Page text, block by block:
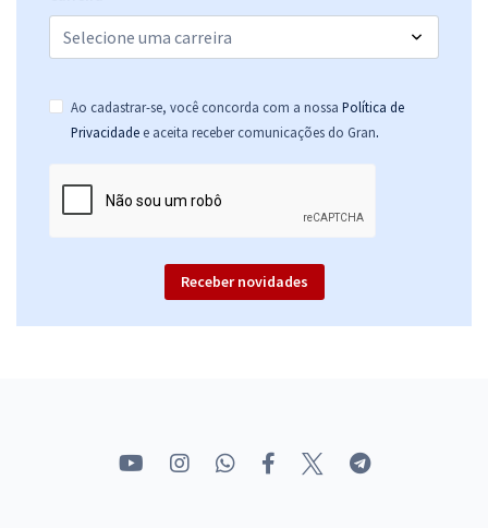
Ao cadastrar-se, você concorda com a nossa Política de
Privacidade e aceita receber comunicações do Gran.
Receber novidades